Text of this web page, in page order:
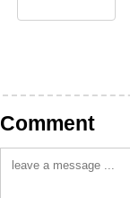
Comment